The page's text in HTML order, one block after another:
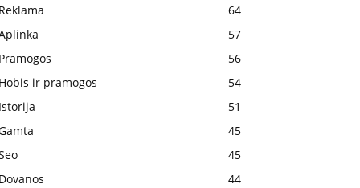
64
57
56
ir pramogos
54
51
45
45
44